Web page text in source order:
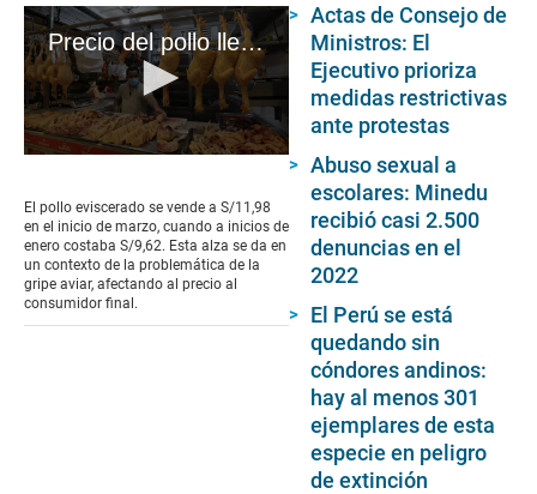
Precio del pollo llega hasta casi S/12 #VideosEC
of
1
minute,
26
seconds
El pollo eviscerado se vende a S/11,98
en el inicio de marzo, cuando a inicios de
enero costaba S/9,62. Esta alza se da en
un contexto de la problemática de la
gripe aviar, afectando al precio al
consumidor final.
Actas de Consejo de
Ministros: El
Ejecutivo prioriza
medidas restrictivas
ante protestas
Abuso sexual a
escolares: Minedu
recibió casi 2.500
denuncias en el
2022
El Perú se está
quedando sin
cóndores andinos:
hay al menos 301
ejemplares de esta
especie en peligro
de extinción